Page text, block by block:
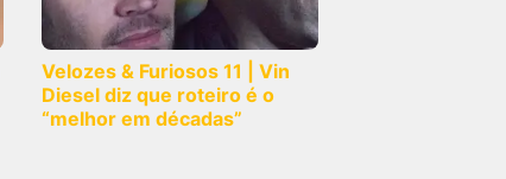
Velozes & Furiosos 11 | Vin
Diesel diz que roteiro é o
“melhor em décadas”